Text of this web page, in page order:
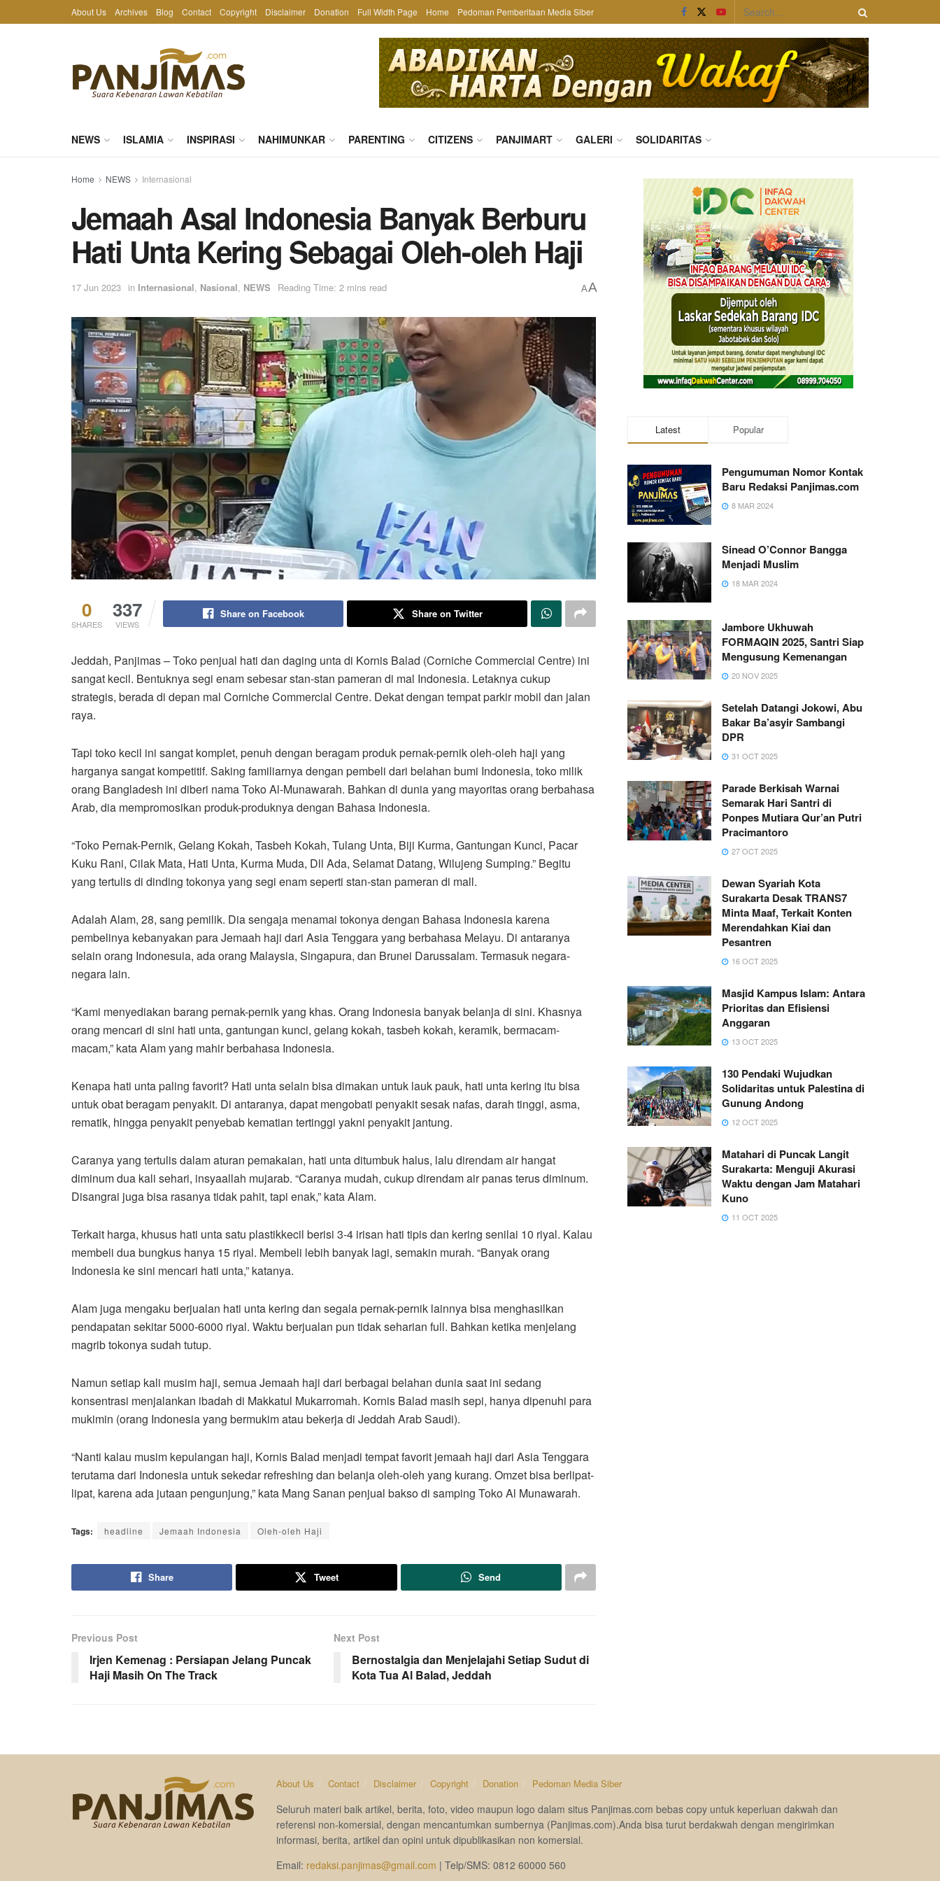
About Us Archives Blog Contact Copyright Disclaimer Donation Full Width Page Home Pedoman Pemberitaan Media Siber
NEWS ISLAMIA INSPIRASI NAHIMUNKAR PARENTING CITIZENS PANJIMART GALERI SOLIDARITAS
Home NEWS Internasional
Jemaah Asal Indonesia Banyak Berburu
Hati Unta Kering Sebagai Oleh-oleh Haji
17 Jun 2023 in Internasional, Nasional, NEWS Reading Time: 2 mins read AA
0
SHARES
337
VIEWS
Share on Facebook Share on Twitter
Jeddah, Panjimas – Toko penjual hati dan daging unta di Kornis Balad (Corniche Commercial Centre) ini
sangat kecil. Bentuknya segi enam sebesar stan-stan pameran di mal Indonesia. Letaknya cukup
strategis, berada di depan mal Corniche Commercial Centre. Dekat dengan tempat parkir mobil dan jalan
raya.
Tapi toko kecil ini sangat komplet, penuh dengan beragam produk pernak-pernik oleh-oleh haji yang
harganya sangat kompetitif. Saking familiarnya dengan pembeli dari belahan bumi Indonesia, toko milik
orang Bangladesh ini diberi nama Toko Al-Munawarah. Bahkan di dunia yang mayoritas orang berbahasa
Arab, dia mempromosikan produk-produknya dengan Bahasa Indonesia.
“Toko Pernak-Pernik, Gelang Kokah, Tasbeh Kokah, Tulang Unta, Biji Kurma, Gantungan Kunci, Pacar
Kuku Rani, Cilak Mata, Hati Unta, Kurma Muda, Dll Ada, Selamat Datang, Wilujeng Sumping.” Begitu
yang tertulis di dinding tokonya yang segi enam seperti stan-stan pameran di mall.
Adalah Alam, 28, sang pemilik. Dia sengaja menamai tokonya dengan Bahasa Indonesia karena
pembelinya kebanyakan para Jemaah haji dari Asia Tenggara yang berbahasa Melayu. Di antaranya
selain orang Indonesuia, ada orang Malaysia, Singapura, dan Brunei Darussalam. Termasuk negara-
negara lain.
“Kami menyediakan barang pernak-pernik yang khas. Orang Indonesia banyak belanja di sini. Khasnya
orang mencari di sini hati unta, gantungan kunci, gelang kokah, tasbeh kokah, keramik, bermacam-
macam,” kata Alam yang mahir berbahasa Indonesia.
Kenapa hati unta paling favorit? Hati unta selain bisa dimakan untuk lauk pauk, hati unta kering itu bisa
untuk obat beragam penyakit. Di antaranya, dapat mengobati penyakit sesak nafas, darah tinggi, asma,
rematik, hingga penyakit penyebab kematian tertinggi yakni penyakit jantung.
Caranya yang tertulis dalam aturan pemakaian, hati unta ditumbuk halus, lalu direndam air hangat
diminum dua kali sehari, insyaallah mujarab. “Caranya mudah, cukup direndam air panas terus diminum.
Disangrai juga bisa rasanya tidak pahit, tapi enak,” kata Alam.
Terkait harga, khusus hati unta satu plastikkecil berisi 3-4 irisan hati tipis dan kering senilai 10 riyal. Kalau
membeli dua bungkus hanya 15 riyal. Membeli lebih banyak lagi, semakin murah. “Banyak orang
Indonesia ke sini mencari hati unta,” katanya.
Alam juga mengaku berjualan hati unta kering dan segala pernak-pernik lainnya bisa menghasilkan
pendapatan sekitar 5000-6000 riyal. Waktu berjualan pun tidak seharian full. Bahkan ketika menjelang
magrib tokonya sudah tutup.
Namun setiap kali musim haji, semua Jemaah haji dari berbagai belahan dunia saat ini sedang
konsentrasi menjalankan ibadah di Makkatul Mukarromah. Kornis Balad masih sepi, hanya dipenuhi para
mukimin (orang Indonesia yang bermukim atau bekerja di Jeddah Arab Saudi).
“Nanti kalau musim kepulangan haji, Kornis Balad menjadi tempat favorit jemaah haji dari Asia Tenggara
terutama dari Indonesia untuk sekedar refreshing dan belanja oleh-oleh yang kurang. Omzet bisa berlipat-
lipat, karena ada jutaan pengunjung,” kata Mang Sanan penjual bakso di samping Toko Al Munawarah.
Tags: headline Jemaah Indonesia Oleh-oleh Haji
Share Tweet Send
Previous Post
Irjen Kemenag : Persiapan Jelang Puncak
Haji Masih On The Track
Next Post
Bernostalgia dan Menjelajahi Setiap Sudut di
Kota Tua Al Balad, Jeddah
Latest Popular
Pengumuman Nomor Kontak
Baru Redaksi Panjimas.com
8 MAR 2024
Sinead O’Connor Bangga
Menjadi Muslim
18 MAR 2024
Jambore Ukhuwah
FORMAQIN 2025, Santri Siap
Mengusung Kemenangan
20 NOV 2025
Setelah Datangi Jokowi, Abu
Bakar Ba’asyir Sambangi
DPR
31 OCT 2025
Parade Berkisah Warnai
Semarak Hari Santri di
Ponpes Mutiara Qur’an Putri
Pracimantoro
27 OCT 2025
Dewan Syariah Kota
Surakarta Desak TRANS7
Minta Maaf, Terkait Konten
Merendahkan Kiai dan
Pesantren
16 OCT 2025
Masjid Kampus Islam: Antara
Prioritas dan Efisiensi
Anggaran
13 OCT 2025
130 Pendaki Wujudkan
Solidaritas untuk Palestina di
Gunung Andong
12 OCT 2025
Matahari di Puncak Langit
Surakarta: Menguji Akurasi
Waktu dengan Jam Matahari
Kuno
11 OCT 2025
About Us Contact Disclaimer Copyright Donation Pedoman Media Siber
Seluruh materi baik artikel, berita, foto, video maupun logo dalam situs Panjimas.com bebas copy untuk keperluan dakwah dan
referensi non-komersial, dengan mencantumkan sumbernya (Panjimas.com).Anda bisa turut berdakwah dengan mengirimkan
informasi, berita, artikel dan opini untuk dipublikasikan non komersial.
Email: redaksi.panjimas@gmail.com | Telp/SMS: 0812 60000 560